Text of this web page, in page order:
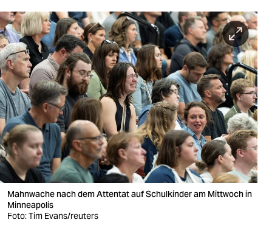
sport
berlin
nord
wahrheit
verlag
verlag
veranstaltungen
shop
fragen & hilfe
Mahnwache nach dem Attentat auf Schulkinder am Mittwoch in
Minneapolis
Foto: Tim Evans/reuters